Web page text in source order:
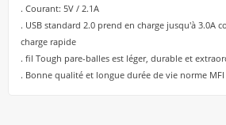
. Courant: 5V / 2.1A
. USB standard 2.0 prend en charge jusqu'à 3.0A
charge rapide
. fil Tough pare-balles est léger, durable et
. Bonne qualité et longue durée de vie norme